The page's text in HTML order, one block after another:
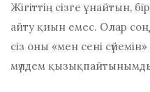
Жігіттің сізге ұнайтын,
айту қиын емес. Олар
сіз оны «мен сені
мүлдем қызықпайтынымды